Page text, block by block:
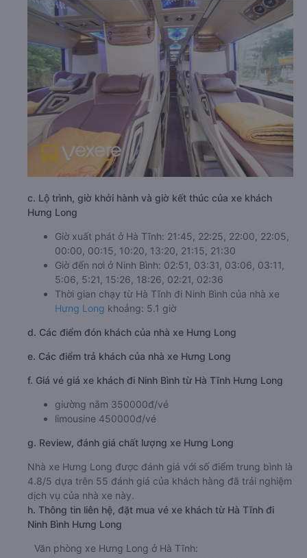
c. Lộ trình, giờ khởi hành và giờ kết thúc của xe khách
Hưng Long
Giờ xuất phát ở Hà Tĩnh: 21:45, 22:25, 22:00, 22:05,
00:00, 00:15, 10:20, 13:20, 21:15, 21:30
Giờ đến nơi ở Ninh Bình: 02:51, 03:31, 03:06, 03:11,
5:06, 5:21, 15:26, 18:26, 02:21, 02:36
Thời gian chạy từ Hà Tĩnh đi Ninh Bình của nhà xe
Hưng Long khoảng: 5.1 giờ
d. Các điểm đón khách của nhà xe Hưng Long
e. Các điểm trả khách của nhà xe Hưng Long
f. Giá vé giá xe khách đi Ninh Bình từ Hà Tĩnh Hưng Long
giường nằm 350000đ/vé
limousine 450000đ/vé
g. Review, đánh giá chất lượng xe Hưng Long
Nhà xe Hưng Long được đánh giá với số điểm trung bình là
4.8/5 dựa trên 55 đánh giá của khách hàng đã trải nghiệm
dịch vụ của nhà xe này.
h. Thông tin liên hệ, đặt mua vé xe khách từ Hà Tĩnh đi
Ninh Bình Hưng Long
Văn phòng xe Hưng Long ở Hà Tĩnh: